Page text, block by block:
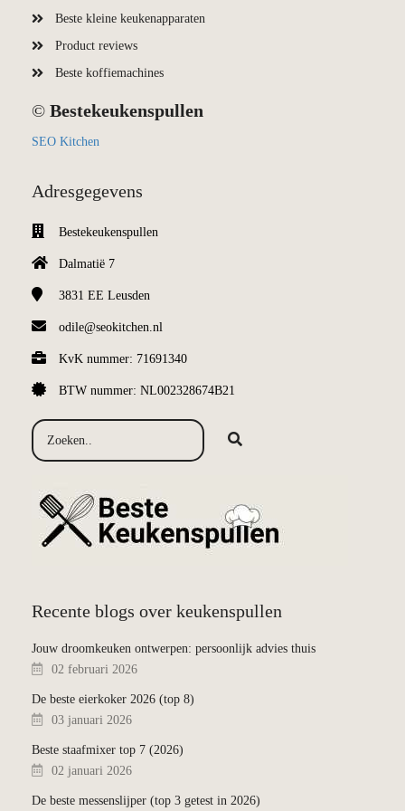
Beste kleine keukenapparaten
Product reviews
Beste koffiemachines
© Bestekeukenspullen
SEO Kitchen
Adresgegevens
Bestekeukenspullen
Dalmatië 7
3831 EE Leusden
odile@seokitchen.nl
KvK nummer: 71691340
BTW nummer: NL002328674B21
Recente blogs over keukenspullen
Jouw droomkeuken ontwerpen: persoonlijk advies thuis
02 februari 2026
De beste eierkoker 2026 (top 8)
03 januari 2026
Beste staafmixer top 7 (2026)
02 januari 2026
De beste messenslijper (top 3 getest in 2026)